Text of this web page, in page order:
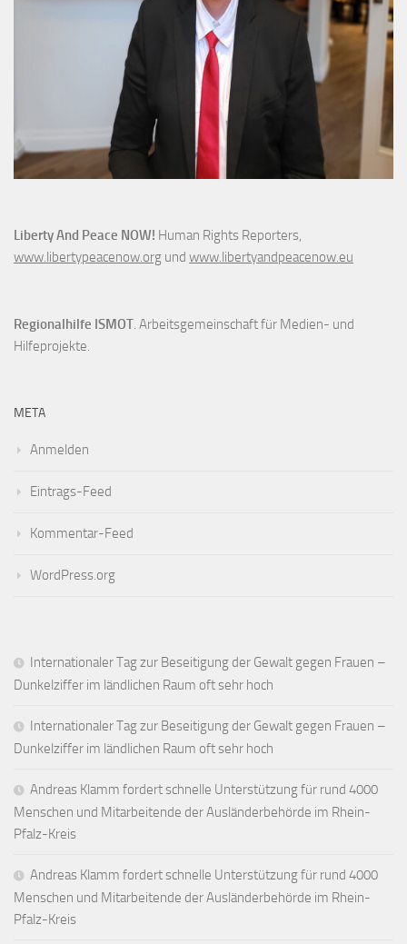
Liberty And Peace NOW! Human Rights Reporters,
www.libertypeacenow.org und www.libertyandpeacenow.eu
Regionalhilfe ISMOT. Arbeitsgemeinschaft für Medien- und
Hilfeprojekte.
META
Anmelden
Eintrags-Feed
Kommentar-Feed
WordPress.org
Internationaler Tag zur Beseitigung der Gewalt gegen Frauen –
Dunkelziffer im ländlichen Raum oft sehr hoch
Internationaler Tag zur Beseitigung der Gewalt gegen Frauen –
Dunkelziffer im ländlichen Raum oft sehr hoch
Andreas Klamm fordert schnelle Unterstützung für rund 4000
Menschen und Mitarbeitende der Ausländerbehörde im Rhein-
Pfalz-Kreis
Andreas Klamm fordert schnelle Unterstützung für rund 4000
Menschen und Mitarbeitende der Ausländerbehörde im Rhein-
Pfalz-Kreis